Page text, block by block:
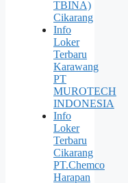
TBINA)
Cikarang
Info
Loker
Terbaru
Karawang
PT
MUROTECH
INDONESIA
Info
Loker
Terbaru
Cikarang
PT.Chemco
Harapan